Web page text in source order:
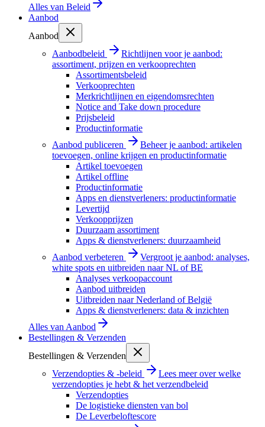
Alles van Beleid
Aanbod
Aanbod
Aanbodbeleid
Richtlijnen voor je aanbod:
assortiment, prijzen en verkooprechten
Assortimentsbeleid
Verkooprechten
Merkrichtlijnen en eigendomsrechten
Notice and Take down procedure
Prijsbeleid
Productinformatie
Aanbod publiceren
Beheer je aanbod: artikelen
toevoegen, online krijgen en productinformatie
Artikel toevoegen
Artikel offline
Productinformatie
Apps en dienstverleners: productinformatie
Levertijd
Verkoopprijzen
Duurzaam assortiment
Apps & dienstverleners: duurzaamheid
Aanbod verbeteren
Vergroot je aanbod: analyses,
white spots en uitbreiden naar NL of BE
Analyses verkoopaccount
Aanbod uitbreiden
Uitbreiden naar Nederland of België
Apps & dienstverleners: data & inzichten
Alles van Aanbod
Bestellingen & Verzenden
Bestellingen & Verzenden
Verzendopties & -beleid
Lees meer over welke
verzendopties je hebt & het verzendbeleid
Verzendopties
De logistieke diensten van bol
De Leverbeloftescore